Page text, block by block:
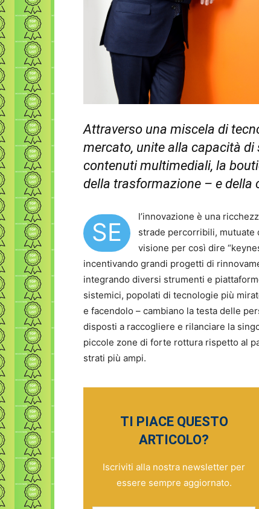
Attraverso una miscela di
mercato, unite alla capacità di
contenuti multimediali, la
della trasformazione – e della
SE
l’innovazione è una
strade percorribili, mutuate
visione per così dire
incentivando grandi progetti di
integrando diversi strumenti e
sistemici, popolati di tecnologie più
e facendolo – cambiano la testa delle
disposti a raccogliere e rilanciare la
piccole zone di forte rottura rispetto al
strati più ampi.
TI PIACE QUESTO
ARTICOLO?
Iscriviti alla nostra newsletter per
essere sempre aggiornato.